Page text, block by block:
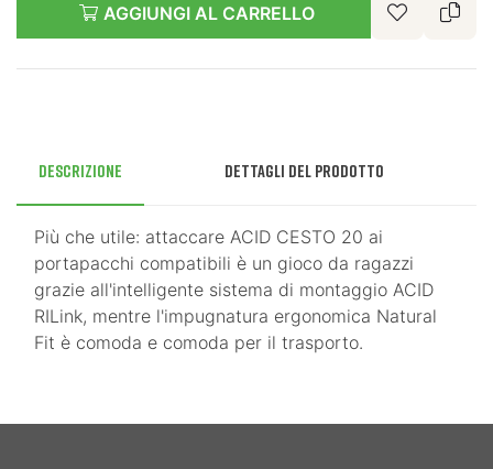
AGGIUNGI AL CARRELLO
Descrizione Dettagli del prodotto
Più che utile: attaccare ACID CESTO 20 ai
portapacchi compatibili è un gioco da ragazzi
grazie all'intelligente sistema di montaggio ACID
RILink, mentre l'impugnatura ergonomica Natural
Fit è comoda e comoda per il trasporto.